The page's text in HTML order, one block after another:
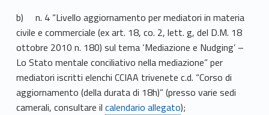
b) n. 4 “Livello aggiornamento per mediatori in materia
civile e commerciale (ex art. 18, co. 2, lett. g, del D.M. 18
ottobre 2010 n. 180) sul tema ‘Mediazione e Nudging’ –
Lo Stato mentale conciliativo nella mediazione” per
mediatori iscritti elenchi CCIAA trivenete c.d. “Corso di
aggiornamento (della durata di 18h)” (presso varie sedi
camerali, consultare il calendario allegato);